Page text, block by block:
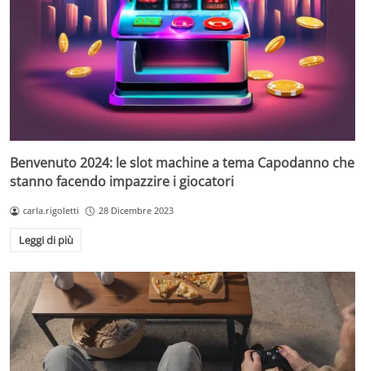
Benvenuto 2024: le slot machine a tema Capodanno che
stanno facendo impazzire i giocatori
carla.rigoletti 28 Dicembre 2023
Leggi di più